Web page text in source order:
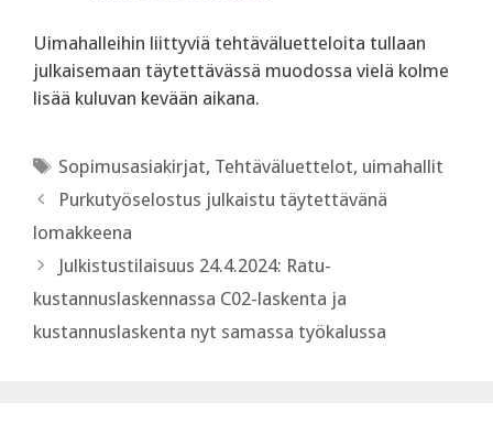
Uimahalleihin liittyviä tehtäväluetteloita tullaan
julkaisemaan täytettävässä muodossa vielä kolme
lisää kuluvan kevään aikana.
Avainsanat
Sopimusasiakirjat, Tehtäväluettelot, uimahallit
Purkutyöselostus julkaistu täytettävänä
lomakkeena
Julkistustilaisuus 24.4.2024: Ratu-
kustannuslaskennassa C02-laskenta ja
kustannuslaskenta nyt samassa työkalussa